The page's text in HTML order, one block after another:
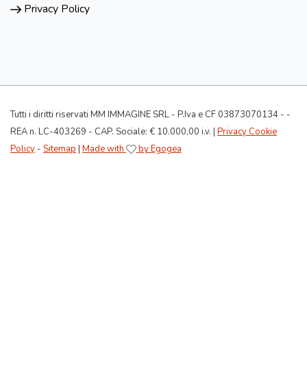
Privacy Policy
Tutti i diritti riservati MM IMMAGINE SRL - P.Iva e CF 03873070134 - -
REA n. LC-403269 - CAP. Sociale: € 10.000,00 i.v. | Privacy Cookie
Policy - Sitemap | Made with by Egogea